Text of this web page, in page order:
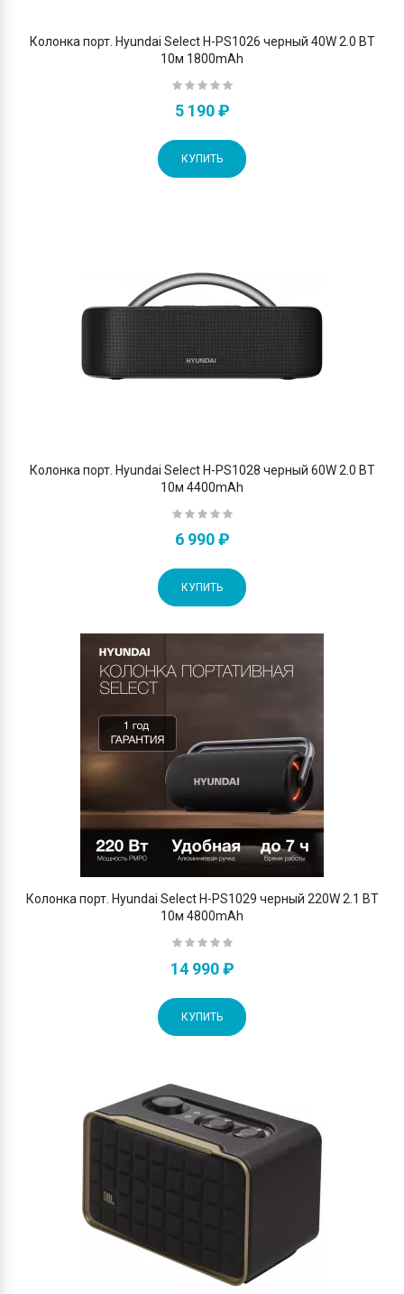
Колонка порт. Hyundai Select H-PS1026 черный 40W 2.0 BT
10м 1800mAh
5 190 ₽
КУПИТЬ
Колонка порт. Hyundai Select H-PS1028 черный 60W 2.0 BT
10м 4400mAh
6 990 ₽
КУПИТЬ
Колонка порт. Hyundai Select H-PS1029 черный 220W 2.1 BT
10м 4800mAh
14 990 ₽
КУПИТЬ